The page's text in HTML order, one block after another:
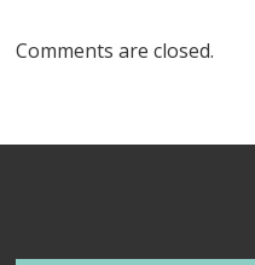
Comments are closed.